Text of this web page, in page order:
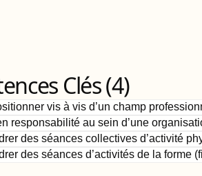
Clés (4)
vis à vis d’un champ
responsabilité au sein d’une
des séances collectives d’activité
des séances d’activités de la forme